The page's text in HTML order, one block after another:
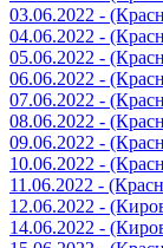
03.06.2022 -
04.06.2022 -
05.06.2022 -
06.06.2022 -
07.06.2022 -
08.06.2022 -
09.06.2022 -
10.06.2022 -
11.06.2022 -
12.06.2022 -
14.06.2022 -